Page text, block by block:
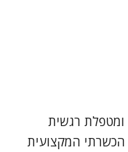
ומטפלת רגשית
המקצועית